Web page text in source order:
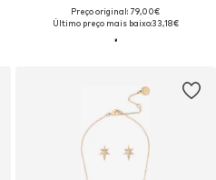
Preço original: 79,00€
Último preço mais baixo:33,18€